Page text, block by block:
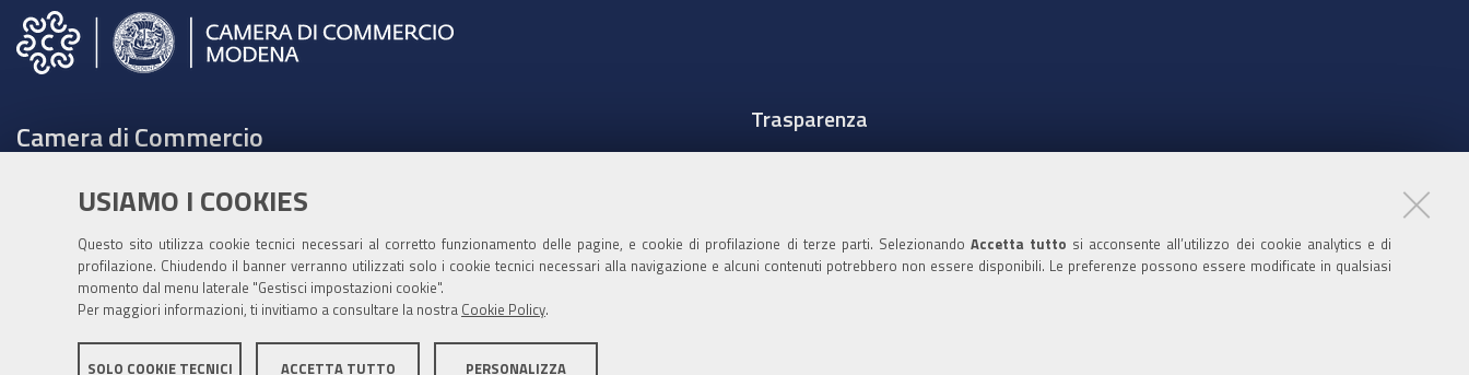
USIAMO I COOKIES
Questo sito utilizza cookie tecnici necessari al corretto funzionamento delle pagine, e cookie di profilazione di terze parti. SelezionandoAccetta tutto si acconsente all’utilizzo dei cookie analytics e di
profilazione. Chiudendo il banner verranno utilizzati solo i cookie tecnici necessari alla navigazione e alcuni contenuti potrebbero non essere disponibili. Le preferenze possono essere modificate in qualsiasi
momento dal menu laterale "Gestisci impostazioni cookie".
Per maggiori informazioni, ti invitiamo a consultare la nostra Cookie Policy
SOLO COOKIE TECNICI ACCETTA TUTTO PERSONALIZZA
Camera di Commercio
Tel. 059208111 -URP
Contabilità speciale Banca d'Italia:
IT75Q 01000 04306 TU00 0001 3855
Fatt. elettronica - Cod. univoco: XECKYI
cameradicommercio@mo.legalmail.camcom.it
Trasparenza
Pubblicità Legale